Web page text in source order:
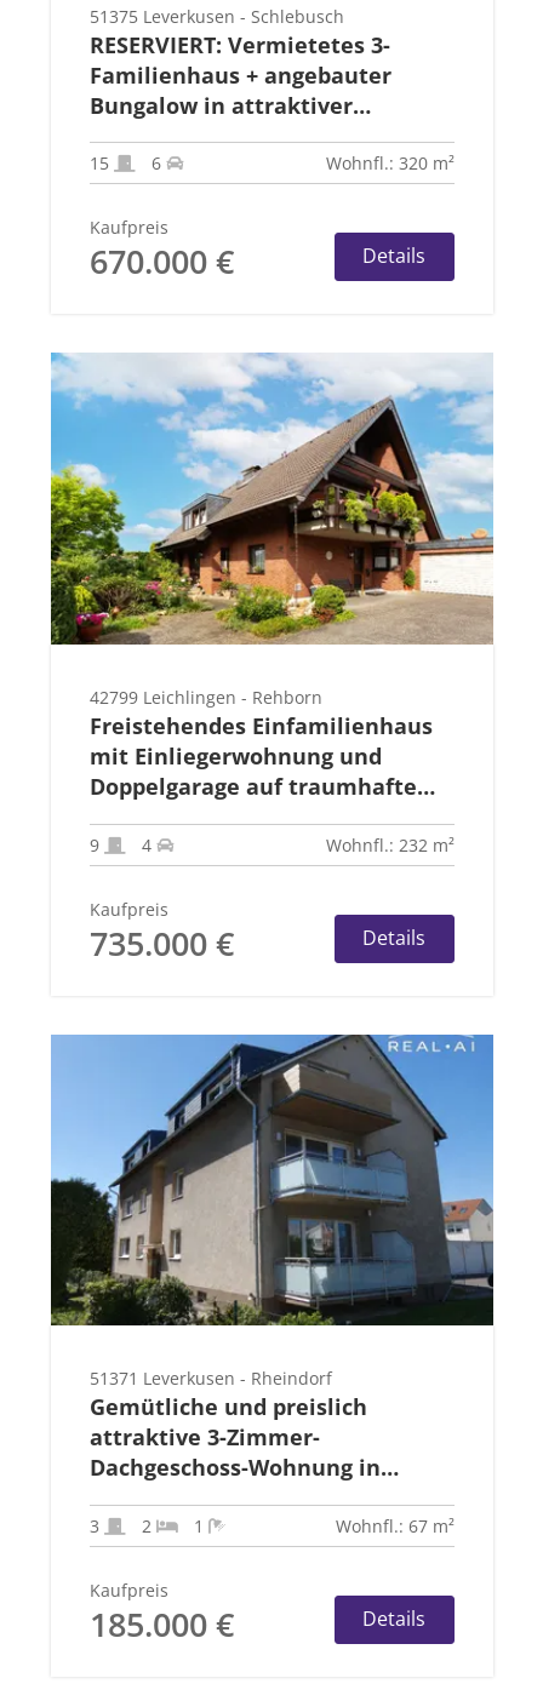
51375 Leverkusen - Schlebusch
RESERVIERT: Vermietetes 3-
Familienhaus + angebauter
Bungalow in attraktiver
Kombination
15 6 Wohnfl.: 320 m²
Kaufpreis
670.000 € Details
42799 Leichlingen - Rehborn
Freistehendes Einfamilienhaus
mit Einliegerwohnung und
Doppelgarage auf traumhaftem
Grundstück
9 4 Wohnfl.: 232 m²
Kaufpreis
735.000 € Details
51371 Leverkusen - Rheindorf
Gemütliche und preislich
attraktive 3-Zimmer-
Dachgeschoss-Wohnung in
Rheindorf-Süd
3 2 1 Wohnfl.: 67 m²
Kaufpreis
185.000 € Details